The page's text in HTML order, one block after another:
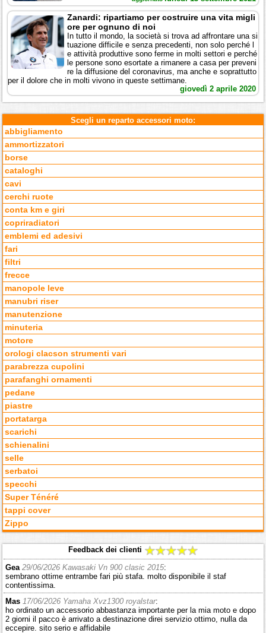
Zanardi: ripartiamo per costruire una vita migli
ore per ognuno di noi
In tutto il mondo, la società si trova ad affrontare una si
tuazione difficile e senza precedenti, non solo perché l
e attività produttive sono ferme in molti settori e perché
le persone sono esortate a rimanere a casa per preveni
re la diffusione del coronavirus, ma anche e soprattutto
per il dolore che in molti vivono in queste settimane.
giovedì 2 aprile 2020
Scegli un reparto accessori moto:
abbigliamento
ammortizzatori
borse
cataloghi
cavi
cerchi ruote
conta km e giri
copriradiatori
emblemi ed adesivi
fari
filtri
frecce
manopole leve
manubri riser
manutenzione
minuteria
motore
orologi clacson strumenti vari
parabrezza cupolini
parafanghi ornamenti
pedane
piastre
portatarga
scarichi
schienalini
selle
serbatoi
specchi
Super Ténéré
tappi cover
Zippo
Feedback dei clienti
Gea 29/06/2026 Kawasaki Vn 900 clasic 2015:
sembrano ottime entrambe fari più stafa. molto disponibile il staf
contentissima.
Mas 17/06/2026 Yamaha Xvz1300 royalstar:
ho ordinato un accessorio abbastanza importante per la mia moto e dopo
2 giorni il pacco è arrivato a destinazione direi servizio ottimo, nulla da
eccepire. sito serio e affidabile